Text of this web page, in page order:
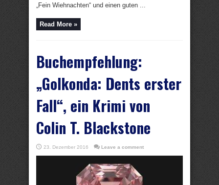
„Fein Wiehnachten“ und einen guten ...
Read More »
Buchempfehlung:
„Golkonda: Dents erster
Fall“, ein Krimi von
Colin T. Blackstone
23. Dezember 2016 Leave a comment